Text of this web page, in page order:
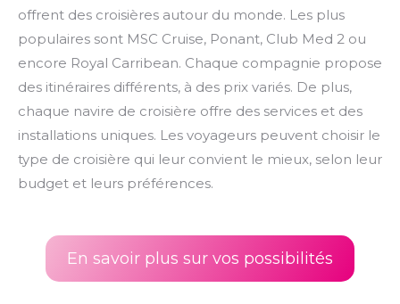
offrent des croisières autour du monde. Les plus
populaires sont MSC Cruise, Ponant, Club Med 2 ou
encore Royal Carribean. Chaque compagnie propose
des itinéraires différents, à des prix variés. De plus,
chaque navire de croisière offre des services et des
installations uniques. Les voyageurs peuvent choisir le
type de croisière qui leur convient le mieux, selon leur
budget et leurs préférences.
En savoir plus sur vos possibilités